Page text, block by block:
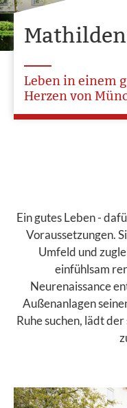
Leben in einem
Herzen von
Ein gutes Leben -
Voraussetzungen.
Umfeld und
einfühlsam
Neurenaissance
Außenanlagen
Ruhe suchen, lädt